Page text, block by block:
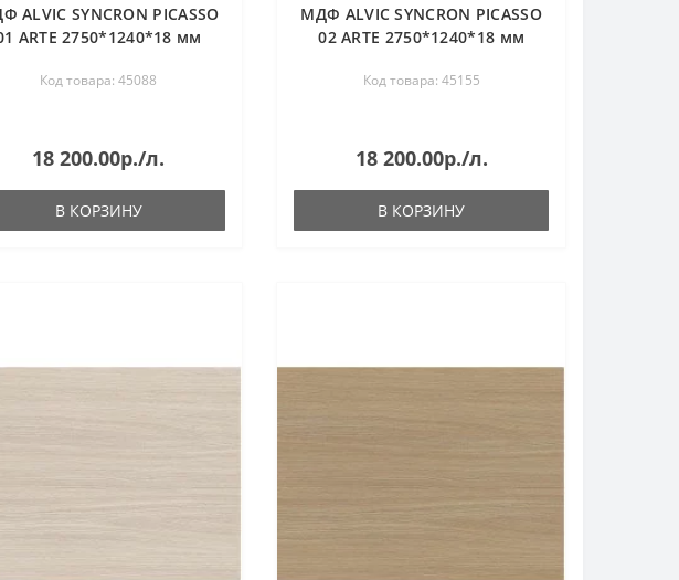
ALVIC SYNCRON PICASSO
ARTE 2750*1240*18 мм
Код товара: 45088
18 200.00р./л.
В КОРЗИНУ
МДФ ALVIC SYNCRON PICASSO
02 ARTE 2750*1240*18 мм
Код товара: 45155
18 200.00р./л.
В КОРЗИНУ